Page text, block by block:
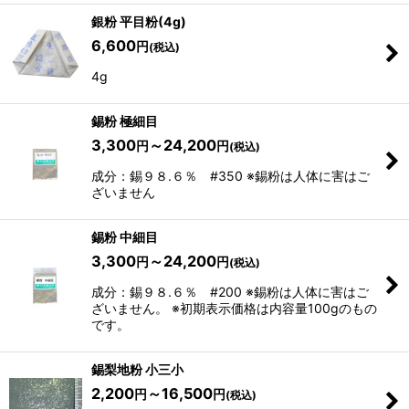
銀粉 平目粉(4g)
6,600円 (税込)
4g
錫粉 極細目
3,300円 ～24,200円 (税込)
成分：錫９８.６％ #350 ※錫粉は人体に害はご
ざいません
錫粉 中細目
3,300円 ～24,200円 (税込)
成分：錫９８.６％ #200 ※錫粉は人体に害はご
ざいません。 ※初期表示価格は内容量100gのもの
です。
錫梨地粉 小三小
2,200円 ～16,500円 (税込)